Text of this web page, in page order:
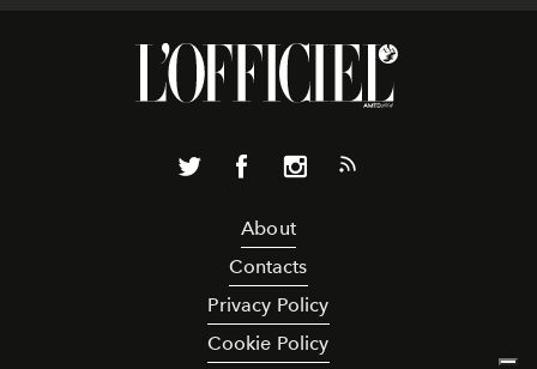
About
Contacts
Privacy Policy
Cookie Policy